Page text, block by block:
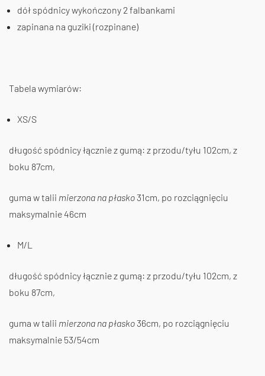
dół spódnicy wykończony 2 falbankami
zapinana na guziki (rozpinane)
Tabela wymiarów:
XS/S
długość spódnicy łącznie z gumą: z przodu/tyłu 102cm, z
boku 87cm,
guma w talii mierzona na płasko 31cm, po rozciągnięciu
maksymalnie 46cm
M/L
długość spódnicy łącznie z gumą: z przodu/tyłu 102cm, z
boku 87cm,
guma w talii mierzona na płasko 36cm, po rozciągnięciu
maksymalnie 53/54cm